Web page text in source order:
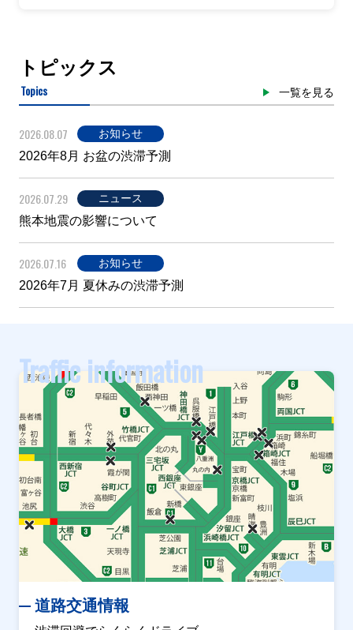
トピックス
Topics 一覧を見る
2026.08.07 お知らせ
2026年8月 お盆の渋滞予測
2026.07.29 ニュース
熊本地震の影響について
2026.07.16 お知らせ
2026年7月 夏休みの渋滞予測
Traffic information
道路交通情報